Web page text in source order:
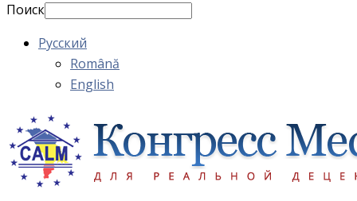
Поиск
Русский
Română
English